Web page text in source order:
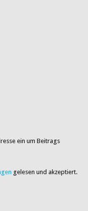
ein um Beitrags
gelesen und akzeptiert.